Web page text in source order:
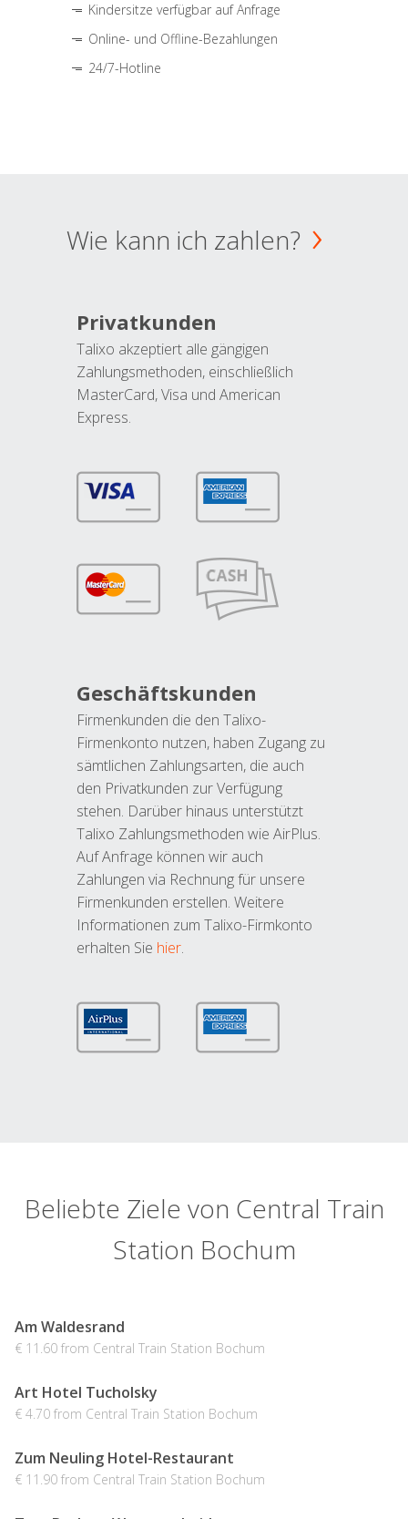
Kindersitze verfügbar auf Anfrage
Online- und Offline-Bezahlungen
24/7-Hotline
Wie kann ich zahlen?
Privatkunden
Talixo akzeptiert alle gängigen
Zahlungsmethoden, einschließlich
MasterCard, Visa und American
Express.
Geschäftskunden
Firmenkunden die den Talixo-
Firmenkonto nutzen, haben Zugang zu
sämtlichen Zahlungsarten, die auch
den Privatkunden zur Verfügung
stehen. Darüber hinaus unterstützt
Talixo Zahlungsmethoden wie AirPlus.
Auf Anfrage können wir auch
Zahlungen via Rechnung für unsere
Firmenkunden erstellen. Weitere
Informationen zum Talixo-Firmkonto
erhalten Sie hier.
Beliebte Ziele von Central Train
Station Bochum
Am Waldesrand
€ 11.60 from Central Train Station Bochum
Art Hotel Tucholsky
€ 4.70 from Central Train Station Bochum
Zum Neuling Hotel-Restaurant
€ 11.90 from Central Train Station Bochum